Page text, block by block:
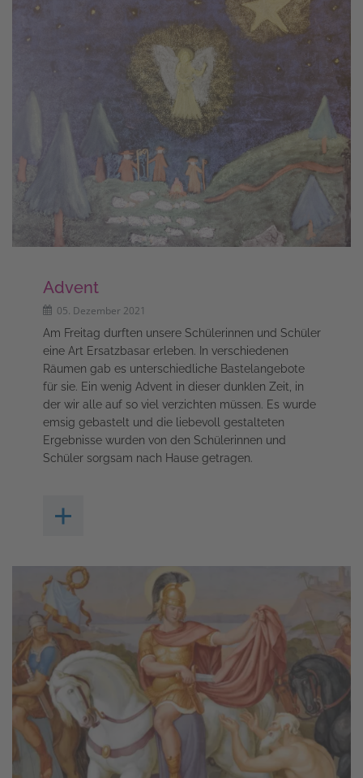
Advent
05. Dezember 2021
Am Freitag durften unsere Schülerinnen und Schüler
eine Art Ersatzbasar erleben. In verschiedenen
Räumen gab es unterschiedliche Bastelangebote
für sie. Ein wenig Advent in dieser dunklen Zeit, in
der wir alle auf so viel verzichten müssen. Es wurde
emsig gebastelt und die liebevoll gestalteten
Ergebnisse wurden von den Schülerinnen und
Schüler sorgsam nach Hause getragen.